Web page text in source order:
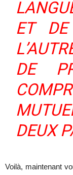
ET
DE
DEUX
Voilà, maintenant